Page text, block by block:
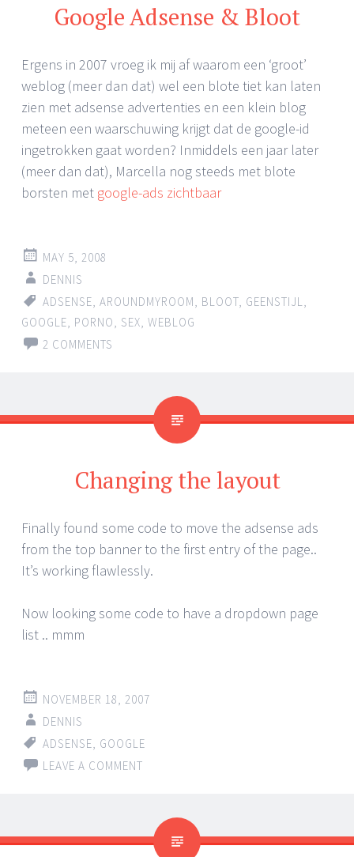
Google Adsense & Bloot
Ergens in 2007 vroeg ik mij af waarom een ‘groot’
weblog (meer dan dat) wel een blote tiet kan laten
zien met adsense advertenties en een klein blog
meteen een waarschuwing krijgt dat de google-id
ingetrokken gaat worden? Inmiddels een jaar later
(meer dan dat), Marcella nog steeds met blote
borsten met google-ads zichtbaar
MAY 5, 2008
DENNIS
ADSENSE AROUNDMYROOM BLOOT GEENSTIJL
GOOGLE PORNO SEX WEBLOG
2 COMMENTS
Changing the layout
Finally found some code to move the adsense ads
from the top banner to the first entry of the page..
It’s working flawlessly.
Now looking some code to have a dropdown page
list .. mmm
NOVEMBER 18, 2007
DENNIS
ADSENSE GOOGLE
LEAVE A COMMENT